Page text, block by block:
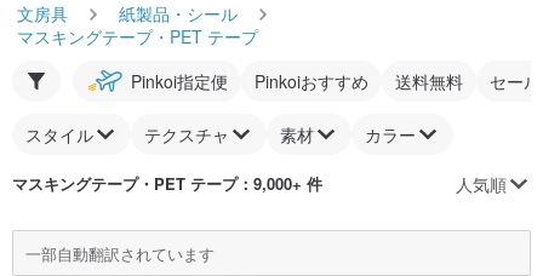
文房具
紙製品・シール
マスキングテープ・PET テープ
Pinkoi指定便
Pinkoiおすすめ 送料無料 セー
スタイル テクスチャ 素材 カラー
マスキングテープ・PET テープ：9,000+ 件 人気順
一部自動翻訳されています